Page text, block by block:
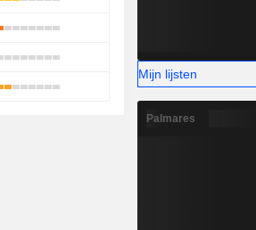
Mijn lijsten
Palmares